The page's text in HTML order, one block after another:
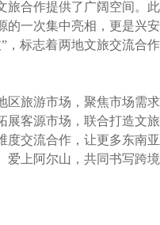
旅合作提供了广阔空间。此
的一次集中亮相，更是兴安
，标志着两地文旅交流合作
旅游市场，聚焦市场需求
展客源市场，联合打造文旅
度交流合作，让更多东南亚
爱上阿尔山，共同书写跨境